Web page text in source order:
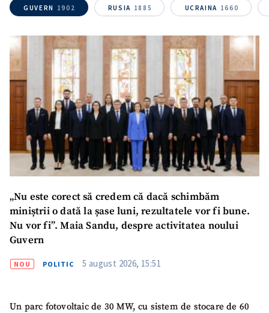
GUVERN 1902 RUSIA 1885 UCRAINA 1660
„Nu este corect să credem că dacă schimbăm
miniștrii o dată la șase luni, rezultatele vor fi bune.
Nu vor fi”. Maia Sandu, despre activitatea noului
Guvern
NOU POLITIC 5 august 2026, 15:51
Un parc fotovoltaic de 30 MW, cu sistem de stocare de 60
ȘTIREA MEA
Titlu știre+ Adaugă titlu
Fotografie
+ Încarcă imagine
Link media+ Link media
Mesajul știrei
+ Mesajul știrei
Nume+ Numele meu